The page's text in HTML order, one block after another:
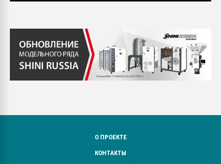
О ПРОЕКТЕ
КОНТАКТЫ